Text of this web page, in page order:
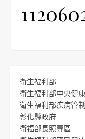
衛生福利部
衛生福利部中央健
衛生福利部疾病管
彰化縣政府
衛福部長照專區